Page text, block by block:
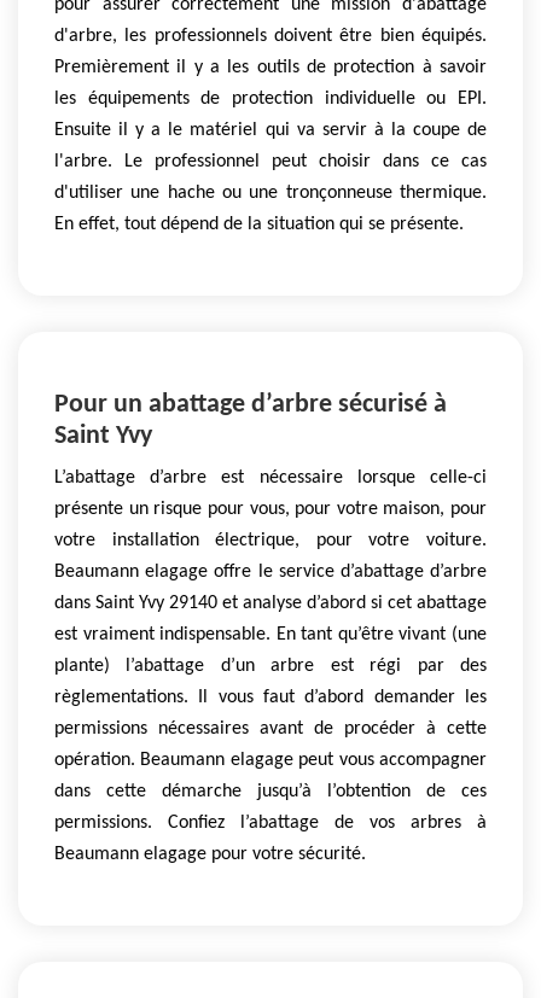
pour assurer correctement une mission d'abattage
d'arbre, les professionnels doivent être bien équipés.
Premièrement il y a les outils de protection à savoir
les équipements de protection individuelle ou EPI.
Ensuite il y a le matériel qui va servir à la coupe de
l'arbre. Le professionnel peut choisir dans ce cas
d'utiliser une hache ou une tronçonneuse thermique.
En effet, tout dépend de la situation qui se présente.
Pour un abattage d’arbre sécurisé à
Saint Yvy
L’abattage d’arbre est nécessaire lorsque celle-ci
présente un risque pour vous, pour votre maison, pour
votre installation électrique, pour votre voiture.
Beaumann elagage offre le service d’abattage d’arbre
dans Saint Yvy 29140 et analyse d’abord si cet abattage
est vraiment indispensable. En tant qu’être vivant (une
plante) l’abattage d’un arbre est régi par des
règlementations. Il vous faut d’abord demander les
permissions nécessaires avant de procéder à cette
opération. Beaumann elagage peut vous accompagner
dans cette démarche jusqu’à l’obtention de ces
permissions. Confiez l’abattage de vos arbres à
Beaumann elagage pour votre sécurité.